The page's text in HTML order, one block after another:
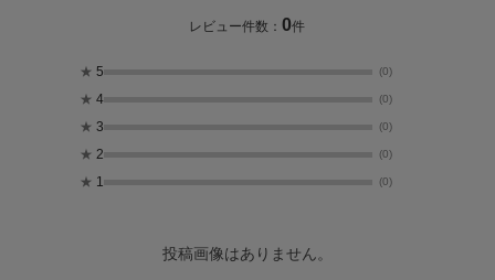
レビュー件数：0件
★ 5 (0)
★ 4 (0)
★ 3 (0)
★ 2 (0)
★ 1 (0)
投稿画像はありません。